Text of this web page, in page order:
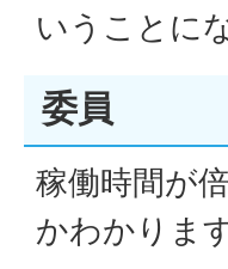
いうことに
委員
稼働時間が
かわかりま